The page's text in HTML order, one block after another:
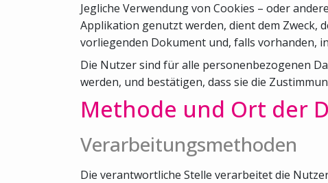
Jegliche Verwendung von Cookies – oder
Applikation genutzt werden, dient dem Zweck,
vorliegenden Dokument und, falls vorhanden,
Die Nutzer sind für alle personenbezogenen
werden, und bestätigen, dass sie die
Methode und Ort der
Verarbeitungsmethoden
Die verantwortliche Stelle verarbeitet die